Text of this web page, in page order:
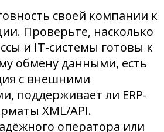
своей компании к
Проверьте, насколько
и IT-системы готовы к
обмену данными, есть
с внешними
поддерживает ли ERP-
XML/API.
оператора или